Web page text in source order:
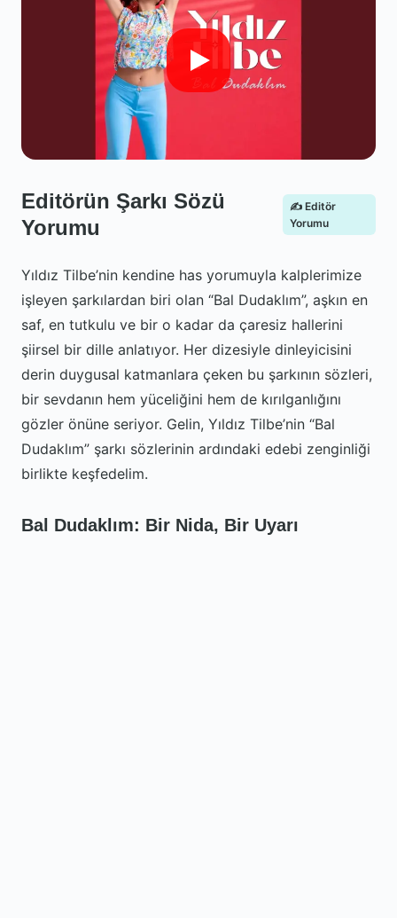
Editörün Şarkı Sözü
Yorumu
✍️ Editör
Yorumu
Yıldız Tilbe’nin kendine has yorumuyla kalplerimize
işleyen şarkılardan biri olan “Bal Dudaklım”, aşkın en
saf, en tutkulu ve bir o kadar da çaresiz hallerini
şiirsel bir dille anlatıyor. Her dizesiyle dinleyicisini
derin duygusal katmanlara çeken bu şarkının sözleri,
bir sevdanın hem yüceliğini hem de kırılganlığını
gözler önüne seriyor. Gelin, Yıldız Tilbe’nin “Bal
Dudaklım” şarkı sözlerinin ardındaki edebi zenginliği
birlikte keşfedelim.
Bal Dudaklım: Bir Nida, Bir Uyarı